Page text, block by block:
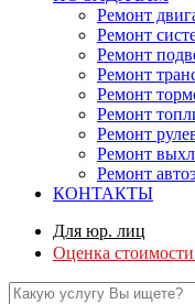
Ремонт
Ремонт
Ремонт
Ремонт
Ремонт
Ремонт
Ремонт
Ремонт
Ремонт
КОНТАКТЫ
Для юр. лиц
Оценка